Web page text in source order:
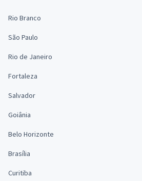
Rio Branco
São Paulo
Rio de Janeiro
Fortaleza
Salvador
Goiânia
Belo Horizonte
Brasília
Curitiba